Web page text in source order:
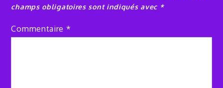
champs obligatoires sont indiqués avec *
Commentaire *